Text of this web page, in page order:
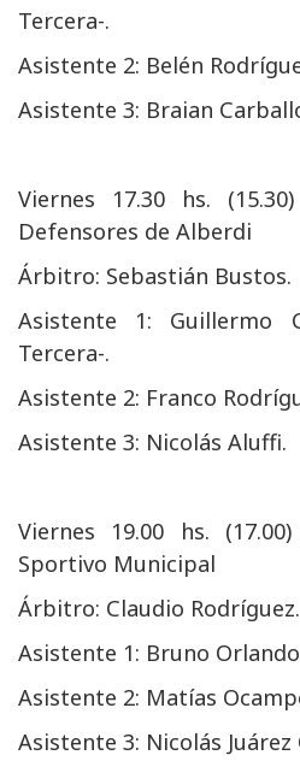
Tercera-.
Asistente 2: Belén
Asistente 3: Braian
Viernes 17.30 hs.
Defensores de Alberdi
Árbitro: Sebastián Bustos.
Asistente 1: Guillermo
Tercera-.
Asistente 2: Franco
Asistente 3: Nicolás Aluffi.
Viernes 19.00 hs.
Sportivo Municipal
Árbitro: Claudio Rodríguez.
Asistente 1: Bruno
Asistente 2: Matías
Asistente 3: Nicolás Juárez